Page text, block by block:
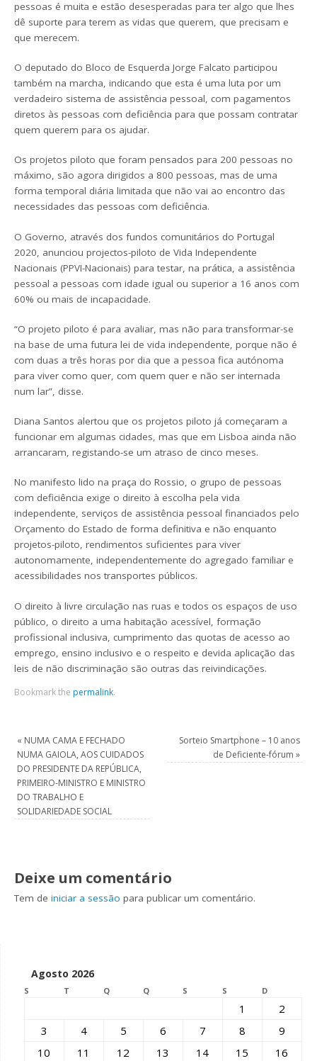
pessoas é muita e estão desesperadas para ter algo que lhes
dê suporte para terem as vidas que querem, que precisam e
que merecem.
O deputado do Bloco de Esquerda Jorge Falcato participou
também na marcha, indicando que esta é uma luta por um
verdadeiro sistema de assistência pessoal, com pagamentos
diretos às pessoas com deficiência para que possam contratar
quem querem para os ajudar.
Os projetos piloto que foram pensados para 200 pessoas no
máximo, são agora dirigidos a 800 pessoas, mas de uma
forma temporal diária limitada que não vai ao encontro das
necessidades das pessoas com deficiência.
O Governo, através dos fundos comunitários do Portugal
2020, anunciou projectos-piloto de Vida Independente
Nacionais (PPVI-Nacionais) para testar, na prática, a assistência
pessoal a pessoas com idade igual ou superior a 16 anos com
60% ou mais de incapacidade.
“O projeto piloto é para avaliar, mas não para transformar-se
na base de uma futura lei de vida independente, porque não é
com duas a três horas por dia que a pessoa fica autónoma
para viver como quer, com quem quer e não ser internada
num lar”, disse.
Diana Santos alertou que os projetos piloto já começaram a
funcionar em algumas cidades, mas que em Lisboa ainda não
arrancaram, registando-se um atraso de cinco meses.
No manifesto lido na praça do Rossio, o grupo de pessoas
com deficiência exige o direito à escolha pela vida
independente, serviços de assistência pessoal financiados pelo
Orçamento do Estado de forma definitiva e não enquanto
projetos-piloto, rendimentos suficientes para viver
autonomamente, independentemente do agregado familiar e
acessibilidades nos transportes públicos.
O direito à livre circulação nas ruas e todos os espaços de uso
público, o direito a uma habitação acessível, formação
profissional inclusiva, cumprimento das quotas de acesso ao
emprego, ensino inclusivo e o respeito e devida aplicação das
leis de não discriminação são outras das reivindicações.
Bookmark the permalink.
« NUMA CAMA E FECHADO
NUMA GAIOLA, AOS CUIDADOS
DO PRESIDENTE DA REPÚBLICA,
PRIMEIRO-MINISTRO E MINISTRO
DO TRABALHO E
SOLIDARIEDADE SOCIAL
Sorteio Smartphone – 10 anos
de Deficiente-fórum »
Deixe um comentário
Tem deiniciar a sessão para publicar um comentário.
Agosto 2026
S T Q Q S S D
1
2
3
4 5 6 7 8
9
10
11 12 13 14 15
16